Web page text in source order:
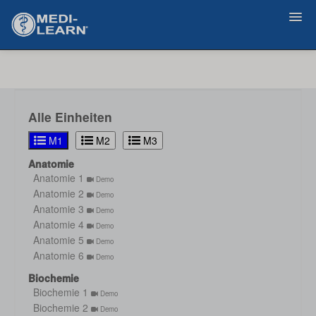
Alle Einheiten
M1 M2
M3
Anatomie
Anatomie 1
Demo
Anatomie 2 Demo
Anatomie 3 Demo
Anatomie 4 Demo
Anatomie 5 Demo
Anatomie 6 Demo
Biochemie
Biochemie 1
Demo
Biochemie 2 Demo